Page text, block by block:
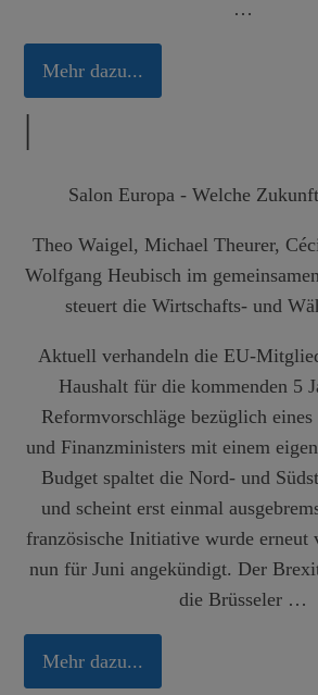
…
Mehr dazu...
|
Salon Europa - Welche
Theo Waigel, Michael Theurer,
Wolfgang Heubisch im
steuert die Wirtschafts- und
Aktuell verhandeln die EU-
Haushalt für die kommenden 5
Reformvorschläge bezüglich
und Finanzministers mit einem
Budget spaltet die Nord- und
und scheint erst einmal
französische Initiative wurde erneut
nun für Juni angekündigt. Der
die Brüsseler …
Mehr dazu...